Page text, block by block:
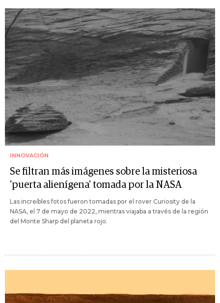
INNOVACIÓN
Se filtran más imágenes sobre la misteriosa
'puerta alienígena' tomada por la NASA
Las increíbles fotos fueron tomadas por el rover Curiosity de la
NASA, el 7 de mayo de 2022, mientras viajaba a través de la región
del Monte Sharp del planeta rojo.